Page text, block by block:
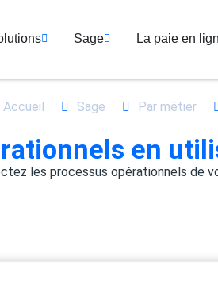
Sage La paie en
Accueil Sage Par métier
en
les processus opérationnels de